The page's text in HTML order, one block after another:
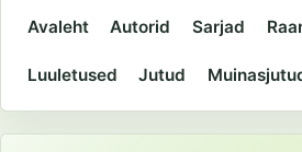
Peamine
navigatsioon
Avaleht Autorid Sarjad
Luuletused Jutud